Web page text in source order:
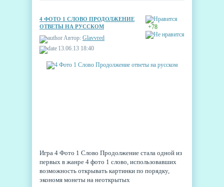
+78
4 ФОТО 1 СЛОВО ПРОДОЛЖЕНИЕ
ОТВЕТЫ НА РУССКОМ
Автор: Glavvred
13.06.13 18:40
Игра 4 Фото 1 Слово Продолжение стала одной из
первых в жанре 4 фото 1 слово, использовавших
возможность открывать картинки по порядку,
экономя монеты на неоткрытых